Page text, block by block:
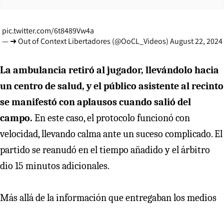
pic.twitter.com/6t8489Vw4a
— ➜ Out of Context Libertadores (@OoCL_Videos)August 22, 2024
La ambulancia retiró al jugador, llevándolo hacia
un centro de salud, y el público asistente al recinto
se manifestó con aplausos cuando salió del
campo. En este caso, el protocolo funcionó con
velocidad, llevando calma ante un suceso complicado. El
partido se reanudó en el tiempo añadido y el árbitro
dio 15 minutos adicionales.
Más allá de la información que entregaban los medios